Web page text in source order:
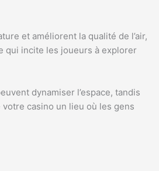
et améliorent la qualité de l’air,
qui incite les joueurs à explorer
dynamiser l’espace, tandis
casino un lieu où les gens